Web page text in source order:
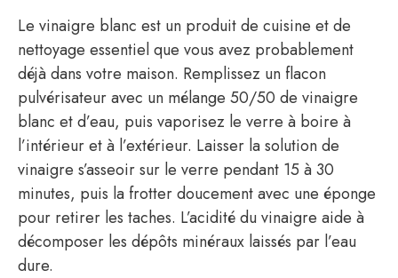
Le vinaigre blanc est un produit de cuisine et de
nettoyage essentiel que vous avez probablement
déjà dans votre maison. Remplissez un flacon
pulvérisateur avec un mélange 50/50 de vinaigre
blanc et d’eau, puis vaporisez le verre à boire à
l’intérieur et à l’extérieur. Laisser la solution de
vinaigre s’asseoir sur le verre pendant 15 à 30
minutes, puis la frotter doucement avec une éponge
pour retirer les taches. L’acidité du vinaigre aide à
décomposer les dépôts minéraux laissés par l’eau
dure.